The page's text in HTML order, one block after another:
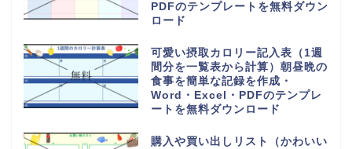
PDFのテンプレートを無料ダウン
ロード
可愛い摂取カロリー記入表（1週
間分を一覧表から計算）朝昼晩の
食事を簡単な記録を作成・
Word・Excel・PDFのテンプレ
ートを無料ダウンロード
購入や買い出しリスト（かわいい